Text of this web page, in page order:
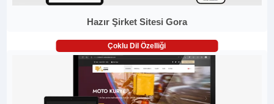
Hazır Şirket Sitesi Gora
Çoklu Dil Özelliği